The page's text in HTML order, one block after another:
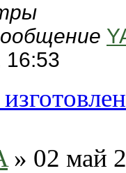
16:53
» 02 май